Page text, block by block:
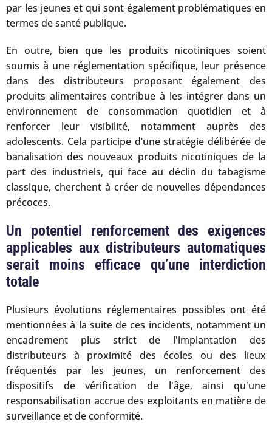
par les jeunes et qui sont également problématiques en
termes de santé publique.
En outre, bien que les produits nicotiniques soient
soumis à une réglementation spécifique, leur présence
dans des distributeurs proposant également des
produits alimentaires contribue à les intégrer dans un
environnement de consommation quotidien et à
renforcer leur visibilité, notamment auprès des
adolescents. Cela participe d’une stratégie délibérée de
banalisation des nouveaux produits nicotiniques de la
part des industriels, qui face au déclin du tabagisme
classique, cherchent à créer de nouvelles dépendances
précoces.
Un potentiel renforcement des exigences
applicables aux distributeurs automatiques
serait moins efficace qu’une interdiction
totale
Plusieurs évolutions réglementaires possibles ont été
mentionnées à la suite de ces incidents, notamment un
encadrement plus strict de l'implantation des
distributeurs à proximité des écoles ou des lieux
fréquentés par les jeunes, un renforcement des
dispositifs de vérification de l'âge, ainsi qu'une
responsabilisation accrue des exploitants en matière de
surveillance et de conformité.